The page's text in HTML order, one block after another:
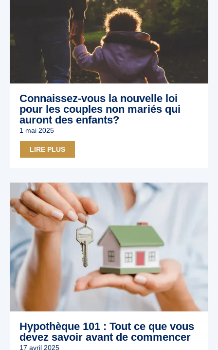
Connaissez-vous la nouvelle loi
pour les couples non mariés qui
auront des enfants?
1 mai 2025
LIRE PLUS
Hypothèque 101 : Tout ce que vous
devez savoir avant de commencer
17 avril 2025